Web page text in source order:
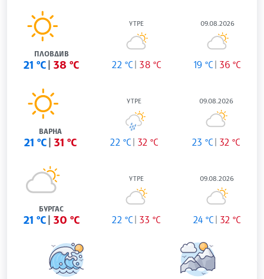
ПЛОВДИВ
21 °C 38 °C
УТРЕ
22 °C 38 °C
09.08.2026
19 °C 36 °C
ВАРНА
21 °C 31 °C
УТРЕ
22 °C 32 °C
09.08.2026
23 °C 32 °C
БУРГАС
21 °C 30 °C
УТРЕ
22 °C 33 °C
09.08.2026
24 °C 32 °C